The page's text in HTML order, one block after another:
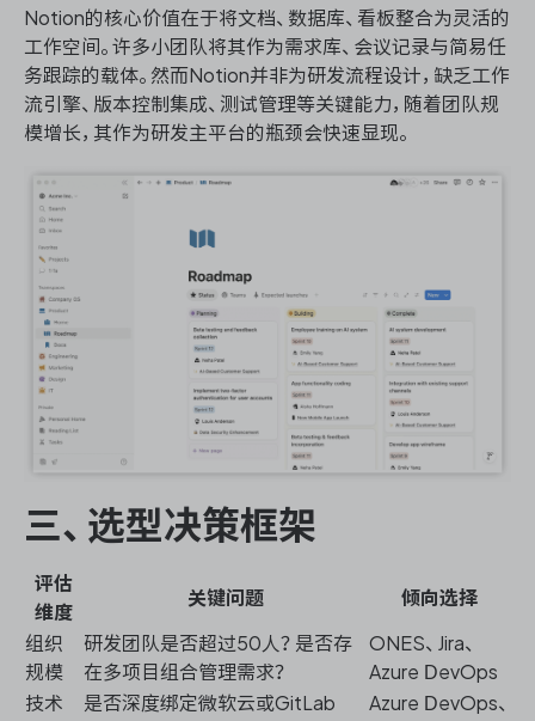
Notion的核心价值在于将文档、数据库、看板整合为灵活的
工作空间。许多小团队将其作为需求库、会议记录与简易任
务跟踪的载体。然而Notion并非为研发流程设计，缺乏工作
流引擎、版本控制集成、测试管理等关键能力，随着团队规
模增长，其作为研发主平台的瓶颈会快速显现。
三、选型决策框架
评估
维度
关键问题 倾向选择
组织
规模
研发团队是否超过50人？是否存
在多项目组合管理需求？
ONES、Jira、
Azure DevOps
技术
是否深度绑定微软云或GitLab
Azure DevOps、